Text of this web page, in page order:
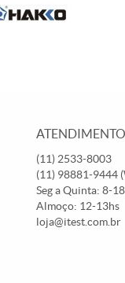
ATENDIMENTO
(11) 2533-8003
(11) 98881-9444
Seg a Quinta: 8-
Almoço: 12-13hs
loja@itest.com.br